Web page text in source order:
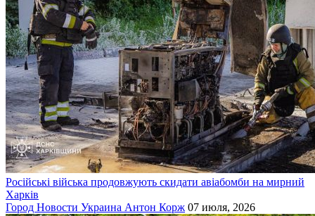
Російські війська продовжують скидати авіабомби на мирний
Харків
Город Новости Украина Антон Корж 07 июля, 2026